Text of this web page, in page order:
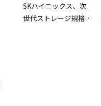
SKハイニックス、次
世代ストレージ規格